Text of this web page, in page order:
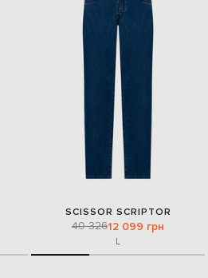
SCISSOR SCRIPTOR
40 32612 099 грн
L